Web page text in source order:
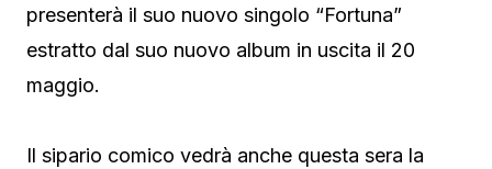
presenterà il suo nuovo singolo “Fortuna”
estratto dal suo nuovo album in uscita il 20
maggio.
Il sipario comico vedrà anche questa sera la